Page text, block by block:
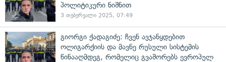
პოლიტიკური ნიშნით
3 თებერვალი 2025, 07:49
გიორგი ქადაგიძე: ჩვენ ავჯანყდებით
ოლიგარქიის და მავნე რუსული სისტემის
წინააღმდეგ, რომელიც გვაშორებს ევროპულ